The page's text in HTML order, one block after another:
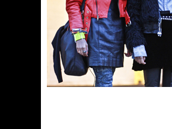
New York Fashion Week – Day 3
En Mode Fashion
14 février 2012
Fashion Week,STYLES